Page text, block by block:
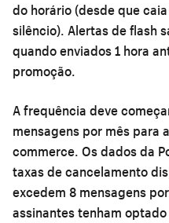
do horário (desde que
silêncio). Alertas de flash
quando enviados 1 hora
promoção.
A frequência deve
mensagens por mês para
commerce. Os dados da
taxas de cancelamento
excedem 8 mensagens
assinantes tenham